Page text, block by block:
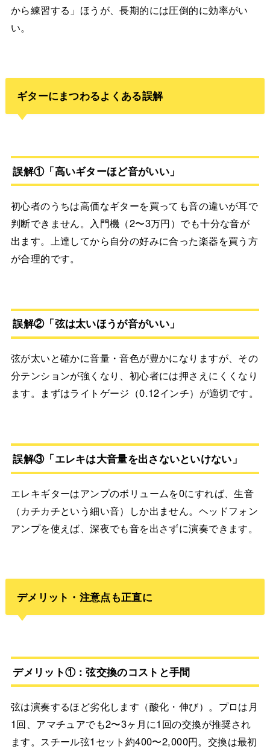
から練習する」ほうが、長期的には圧倒的に効率がい
い。
ギターにまつわるよくある誤解
誤解①「高いギターほど音がいい」
初心者のうちは高価なギターを買っても音の違いが耳で
判断できません。入門機（2〜3万円）でも十分な音が
出ます。上達してから自分の好みに合った楽器を買う方
が合理的です。
誤解②「弦は太いほうが音がいい」
弦が太いと確かに音量・音色が豊かになりますが、その
分テンションが強くなり、初心者には押さえにくくなり
ます。まずはライトゲージ（0.12インチ）が適切です。
誤解③「エレキは大音量を出さないといけない」
エレキギターはアンプのボリュームを0にすれば、生音
（カチカチという細い音）しか出ません。ヘッドフォン
アンプを使えば、深夜でも音を出さずに演奏できます。
デメリット・注意点も正直に
デメリット①：弦交換のコストと手間
弦は演奏するほど劣化します（酸化・伸び）。プロは月
1回、アマチュアでも2〜3ヶ月に1回の交換が推奨され
ます。スチール弦1セット約400〜2,000円。交換は最初